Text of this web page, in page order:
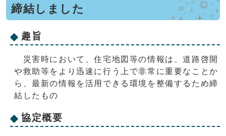
締結しました
趣旨
災害時において、住宅地図等の情報は、道路啓開
や救助等をより迅速に行う上で非常に重要なことか
ら、最新の情報を活用できる環境を整備するため締
結したもの
協定概要